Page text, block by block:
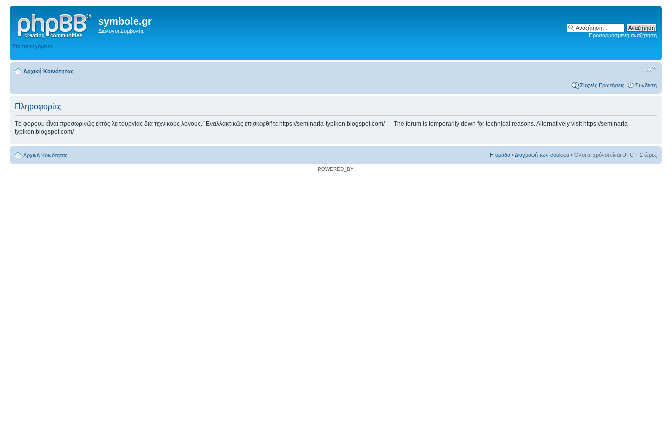
symbole.gr
Διάλογοι Συμβολῆς
Στο περιεχόμενο
Προσαρμοσμένη αναζήτηση
Αρχική Κοινότητας
Συχνές Ερωτήσεις Συνδεση
Πληροφορίες
Τὸ φόρουμ εἶναι προσωρινῶς ἐκτὸς λειτουργίας διὰ τεχνικοὺς λόγους. ᾿Εναλλακτικῶς ἐπισκεφθῆτε https://seminaria-typikon.blogspot.com/ — The forum is temporarily down for technical reasons. Alternatively visit https://seminaria-
typikon.blogspot.com/
Αρχική Κοινότητας Η ομάδα •Διαγραφή των cookies • Όλοι οι χρόνοι είναι UTC + 2 ώρες
POWERED_BY